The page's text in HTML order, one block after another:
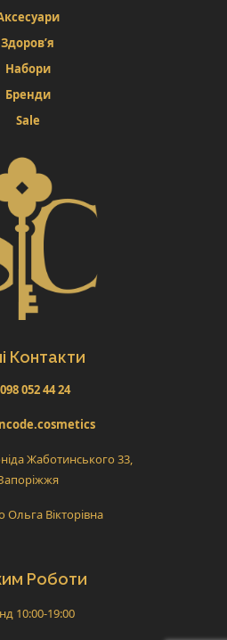
Здоров’я
Набори
Бренди
Sale
Контакти
052 44 24
Жаботинського 33,
Ольга Вікторівна
Роботи
10:00-19:00